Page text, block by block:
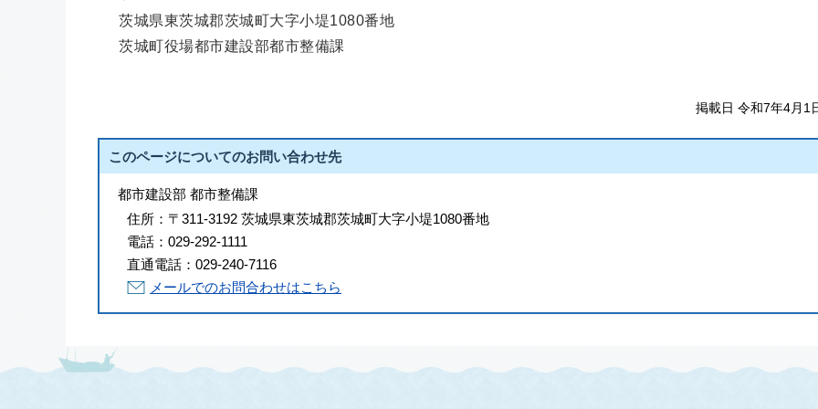
茨城県東茨城郡茨城町大字小堤1080番地
茨城町役場都市建設部都市整備課
掲載日 令和7年4月1
このページについてのお問い合わせ先
都市建設部 都市整備課
住所： 〒311-3192 茨城県東茨城郡茨城町大字小堤1080番地
電話： 029-292-1111
直通電話： 029-240-7116
メールでのお問合わせはこちら